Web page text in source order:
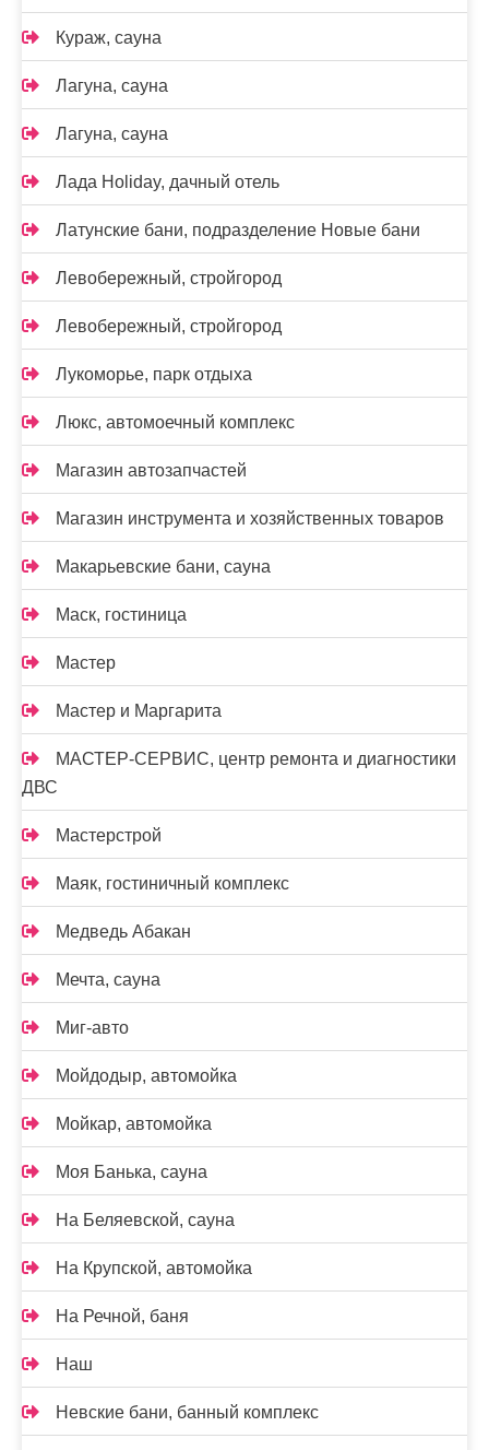
Кураж, сауна
Лагуна, сауна
Лагуна, сауна
Лада Holidаy, дачный отель
Латунские бани, подразделение Новые бани
Левобережный, стройгород
Левобережный, стройгород
Лукоморье, парк отдыха
Люкс, автомоечный комплекс
Магазин автозапчастей
Магазин инструмента и хозяйственных товаров
Макарьевские бани, сауна
Маск, гостиница
Мастер
Мастер и Маргарита
МАСТЕР-СЕРВИС, центр ремонта и диагностики
ДВС
Мастерстрой
Маяк, гостиничный комплекс
Медведь Абакан
Мечта, сауна
Миг-авто
Мойдодыр, автомойка
Мойкар, автомойка
Моя Банька, сауна
На Беляевской, сауна
На Крупской, автомойка
На Речной, баня
Наш
Невские бани, банный комплекс